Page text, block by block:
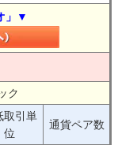
」▼
ク
取引単
位
通貨ペア数